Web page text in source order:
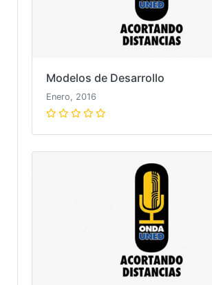
Modelos de Desarrollo
Enero, 2016